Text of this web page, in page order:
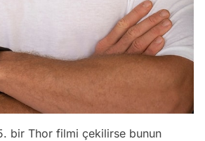
bir Thor filmi çekilirse bunun